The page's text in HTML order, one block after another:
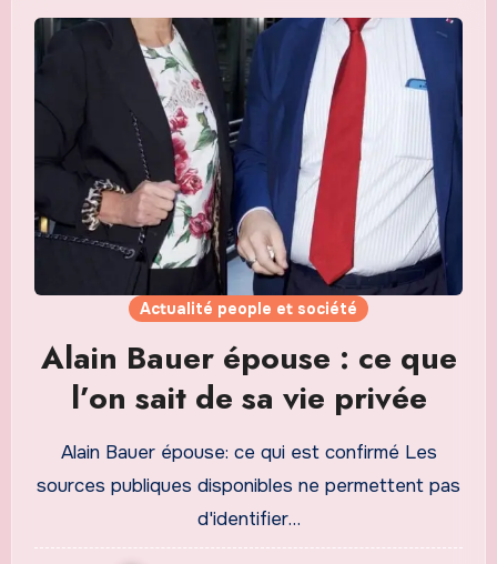
Actualité people et société
Alain Bauer épouse : ce que
l’on sait de sa vie privée
Alain Bauer épouse: ce qui est confirmé Les
sources publiques disponibles ne permettent pas
d'identifier…